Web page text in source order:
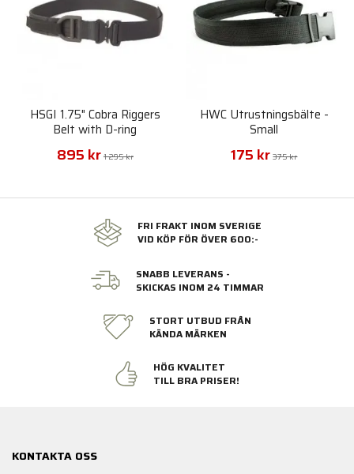
HSGI 1.75" Cobra Riggers
Belt with D-ring
895 kr 1 295 kr
HWC Utrustningsbälte -
Small
175 kr 375 kr
FRI FRAKT INOM SVERIGE
VID KÖP FÖR ÖVER 600:-
SNABB LEVERANS -
SKICKAS INOM 24 TIMMAR
STORT UTBUD FRÅN
KÄNDA MÄRKEN
HÖG KVALITET
TILL BRA PRISER!
KONTAKTA OSS